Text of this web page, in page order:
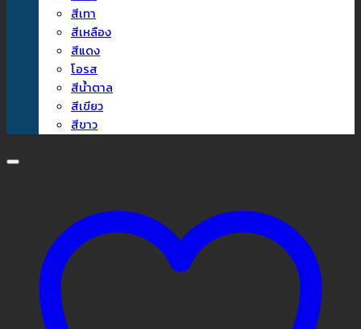
สีเทา
สีเหลือง
สีแดง
โอรส
สีน้ำตาล
สีเขียว
สีขาว